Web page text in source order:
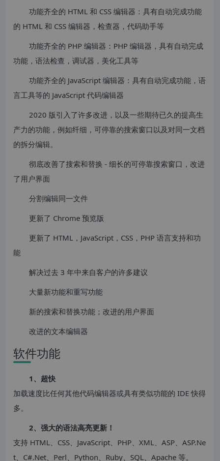
功能齐全的 HTML 和 CSS 编辑器：具有自动完成功能
的 HTML 和 CSS 编辑器，检查器，代码助手等
功能齐全的 PHP 编辑器：PHP 编辑器，具有自动完成
功能，语法检查，调试器，美化工具等
功能齐全的 JavaScript 编辑器：具有自动完成功能，语
言工具等的 JavaScript 代码编辑器
2020 版引入了许多改进，以及一些期待已久的提高生
产力的功能，例如纤细，可停靠的搜索窗口以及对同一文档
的拆分编辑。
彻底改善了搜索和替换 - 细长的可停靠搜索窗口，改进
了用户界面
分割编辑同一文件
更新了 Chrome 预览版
更新了 HTML，JavaScript，CSS，PHP 语言支持和功
能
解决过去 3 年中来自客户的许多建议
大量新功能和重写功能
新的搜索和替换功能；改进的用户界面
改进的文本编辑器
软件功能
1、超快
加载速度比任何其他代码编辑器或具有类似功能的 IDE 快得
多。
2、强大的语法高亮更新！
支持 HTML、CSS、JavaScript、PHP、XML、ASP、ASP.Ne
t、C#.Net、Perl、Python、Ruby、SQL、Apache 等。